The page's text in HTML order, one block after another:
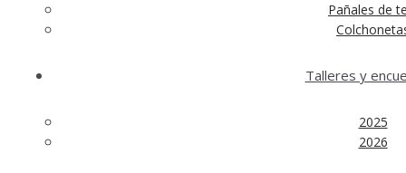
Pañales de
Talleres y
2025
2026